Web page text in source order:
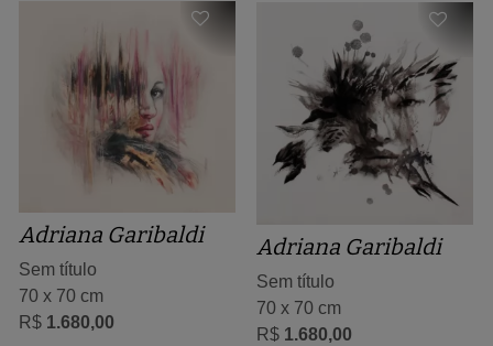
Adriana Garibaldi
Sem título
70 x 70 cm
R$ 1.680,00
Adriana Garibaldi
Sem título
70 x 70 cm
R$ 1.680,00